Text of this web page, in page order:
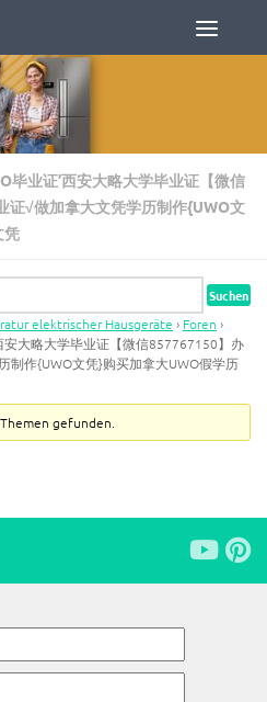
毕业证’西安大略大学毕业证【微信
证√做加拿大文凭学历制作{UWO文
凭
elektrischer Hausgeräte › Foren ›
安大略大学毕业证【微信857767150】办
制作{UWO文凭}购买加拿大UWO假学历
gefunden.